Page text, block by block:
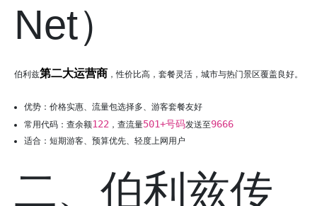
Net）
伯利兹第二大运营商 ，性价比高，套餐灵活，城市与热门景区覆盖良好。
优势：价格实惠、流量包选择多、游客套餐友好
常用代码：查余额122 ，查流量501+号码发送至9666
适合：短期游客、预算优先、轻度上网用户
二、伯利兹传